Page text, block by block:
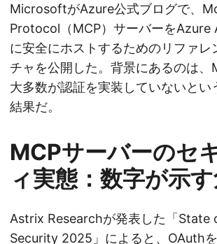
MicrosoftがAzure公式ブログで、
Protocol（MCP）サーバーをAzure
に安全にホストするためのリファレ
チャを公開した。背景にあるのは、
大多数が認証を実装していないとい
結果だ。
MCPサーバーのセ
ィ実態：数字が示
Astrix Researchが発表した「State
Security 2025」によると、OAuth